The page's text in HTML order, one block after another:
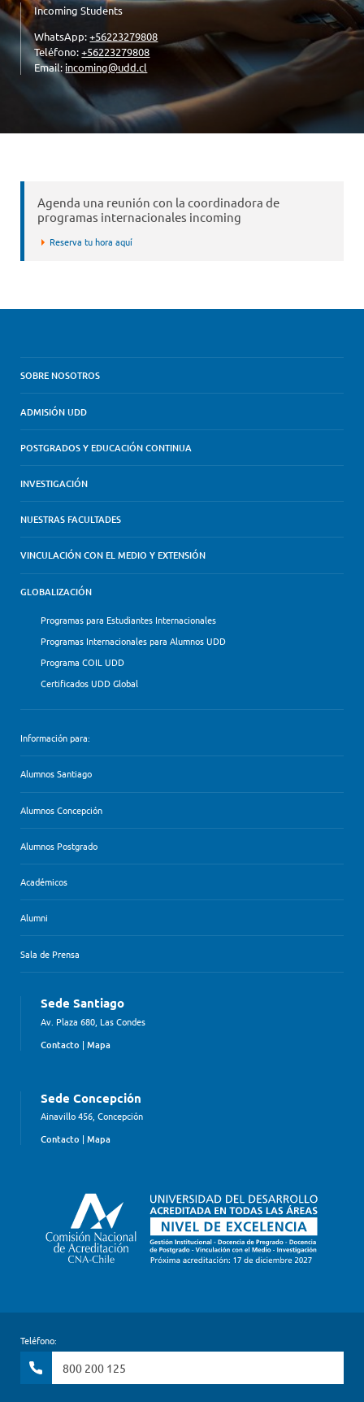
Incoming Students
WhatsApp:+56223279808
Teléfono:+56223279808
Email:incoming@udd.cl
Agenda una reunión con la coordinadora de
programas internacionales incoming
Reserva tu hora aquí
SOBRE NOSOTROS
ADMISIÓN UDD
POSTGRADOS Y EDUCACIÓN CONTINUA
INVESTIGACIÓN
NUESTRAS FACULTADES
VINCULACIÓN CON EL MEDIO Y EXTENSIÓN
GLOBALIZACIÓN
Programas para Estudiantes Internacionales
Programas Internacionales para Alumnos UDD
Programa COIL UDD
Certificados UDD Global
Información para:
Alumnos Santiago
Alumnos Concepción
Alumnos Postgrado
Académicos
Alumni
Sala de Prensa
Sede Santiago
Av. Plaza 680, Las Condes
Contacto | Mapa
Sede Concepción
Ainavillo 456, Concepción
Contacto | Mapa
Teléfono:
800 200 125